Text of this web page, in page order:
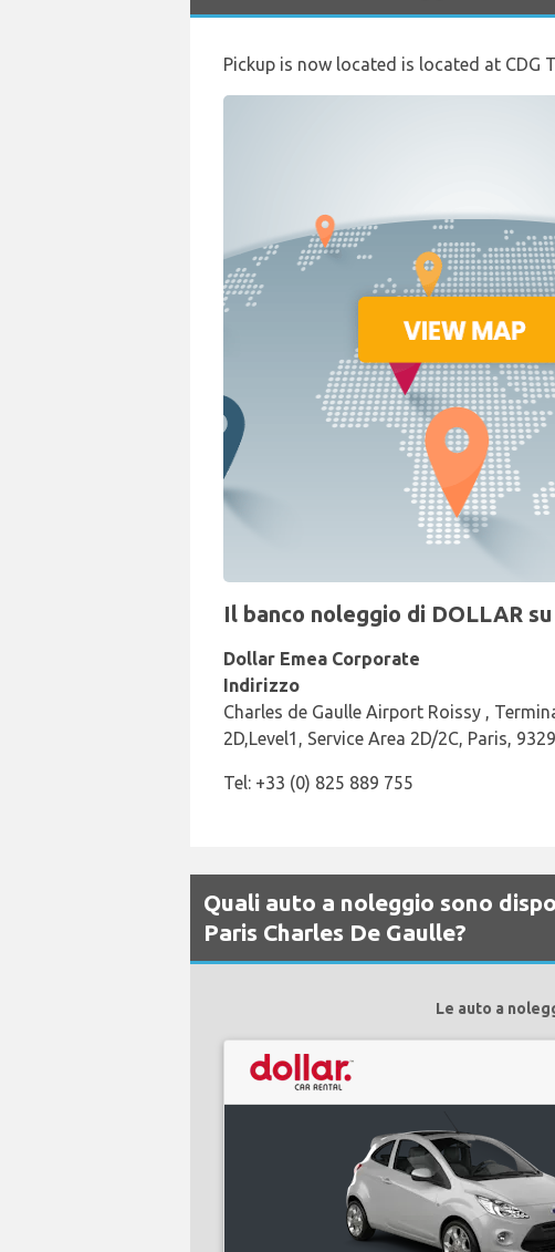
Pickup is now located is located at CDG
Il banco noleggio di DOLLAR
Dollar Emea Corporate
Indirizzo
Charles de Gaulle Airport Roissy ,
2D,Level1, Service Area 2D/2C, Paris,
Tel: +33 (0) 825 889 755
Quali auto a noleggio sono
Paris Charles De Gaulle?
Le auto a